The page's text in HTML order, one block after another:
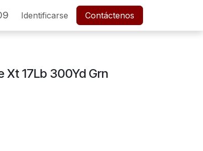
POSTVENTA Empleos
Identificarse Contáctenos
Xt 17Lb 300Yd Grn